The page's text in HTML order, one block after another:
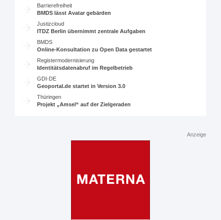
Barrierefreiheit
BMDS lässt Avatar gebärden
Justizcloud
ITDZ Berlin übernimmt zentrale Aufgaben
BMDS
Online-Konsultation zu Open Data gestartet
Registermodernisierung
Identitätsdatenabruf im Regelbetrieb
GDI-DE
Geoportal.de startet in Version 3.0
Thüringen
Projekt „Amsel“ auf der Zielgeraden
Anzeige